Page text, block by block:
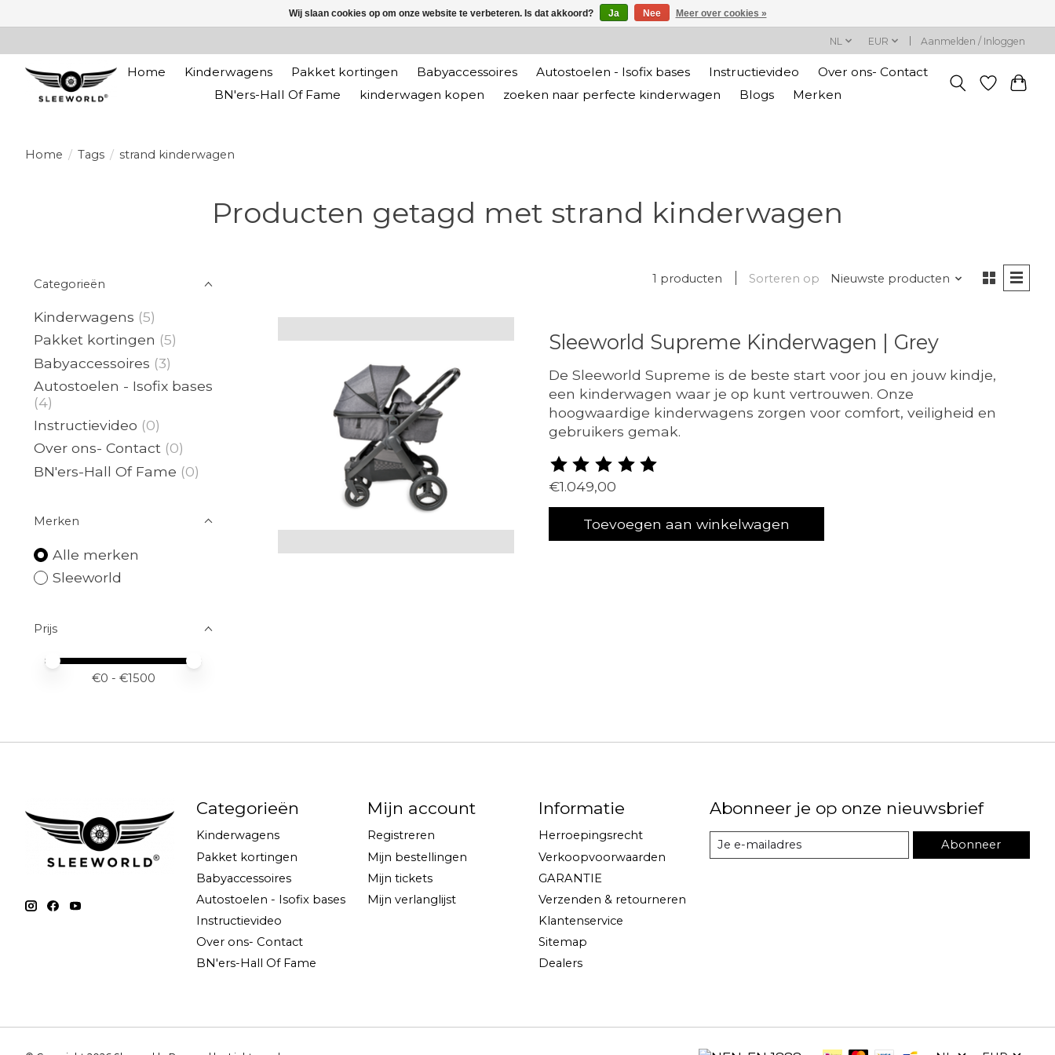
NL EUR Aanmelden / Inloggen
Home Kinderwagens Pakket kortingen Babyaccessoires Autostoelen - Isofix bases Instructievideo
Over ons- Contact
BN'ers-Hall Of Fame
kinderwagen kopen zoeken naar perfecte kinderwagen Blogs Merken
Home / Tags / strand kinderwagen
Producten getagd met strand kinderwagen
Categorieën
Kinderwagens (5)
Pakket kortingen (5)
Babyaccessoires (3)
Autostoelen - Isofix bases
(4)
Instructievideo (0)
Over ons- Contact (0)
BN'ers-Hall Of Fame (0)
Merken
Alle merken
Sleeworld
Prijs
Minimale prijswaarde
Price maximum value
€0 - €1500
1 producten Sorteren op Nieuwste producten
Sleeworld Supreme Kinderwagen | Grey
De Sleeworld Supreme is de beste start voor jou en jouw kindje,
een kinderwagen waar je op kunt vertrouwen. Onze
hoogwaardige kinderwagens zorgen voor comfort, veiligheid en
gebruikers gemak.
De beoordeling van dit product is
€1.049,00
Toevoegen aan winkelwagen
Categorieën
Kinderwagens
Pakket kortingen
Babyaccessoires
Autostoelen - Isofix bases
Instructievideo
Over ons- Contact
BN'ers-Hall Of Fame
Mijn account
Registreren
Mijn bestellingen
Mijn tickets
Mijn verlanglijst
Informatie
Herroepingsrecht
Verkoopvoorwaarden
GARANTIE
Verzenden & retourneren
Klantenservice
Sitemap
Dealers
Abonneer je op onze nieuwsbrief
Abonneer
Wij slaan cookies op om onze website te verbeteren. Is dat akkoord? Ja Nee Meer over cookies »